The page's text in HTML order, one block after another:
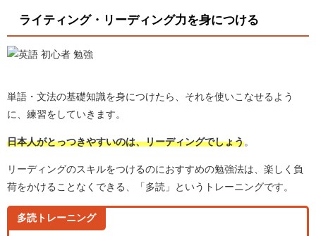
ライティング・リーディング力を身につける
単語・文法の基礎知識を身につけたら、それを使いこなせるよう
に、練習をしていきます。
日本人がとっつきやすいのは、リーディングでしょう。
リーディングのスキルをつけるのにおすすめの勉強法は、楽しく負
荷をかけることなくできる、「多読」というトレーニングです。
多読トレーニング